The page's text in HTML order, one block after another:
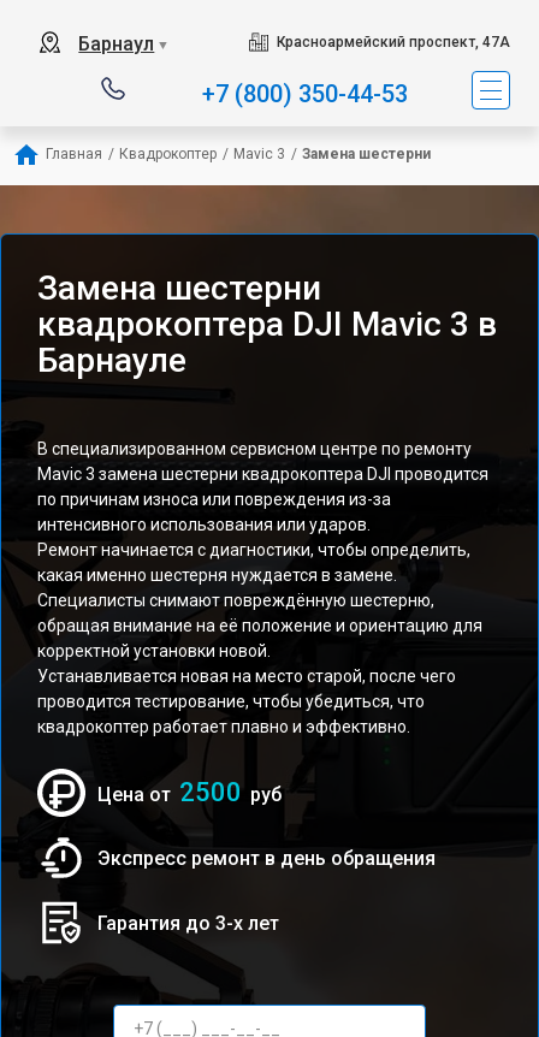
Барнаул ▼ Красноармейский проспект, 47А
+7 (800) 350-44-53
Главная / Квадрокоптер / Mavic 3 / Замена шестерни
Замена шестерни
квадрокоптера DJI Mavic 3 в
Барнауле
В специализированном сервисном центре по ремонту
Mavic 3 замена шестерни квадрокоптера DJI проводится
по причинам износа или повреждения из-за
интенсивного использования или ударов.
Ремонт начинается с диагностики, чтобы определить,
какая именно шестерня нуждается в замене.
Специалисты снимают повреждённую шестерню,
обращая внимание на её положение и ориентацию для
корректной установки новой.
Устанавливается новая на место старой, после чего
проводится тестирование, чтобы убедиться, что
квадрокоптер работает плавно и эффективно.
Цена от 2500 руб
Экспресс ремонт в день обращения
Гарантия до 3-х лет